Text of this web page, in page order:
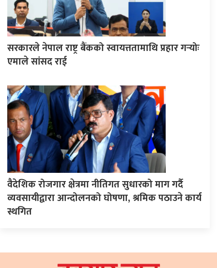
सरकारले नेपाल राष्ट्र बैंकको स्वायत्ततामाथि प्रहार गर्‍योः
एमाले सांसद राई
वैदेशिक रोजगार क्षेत्रमा नीतिगत सुधारको माग गर्दै
व्यवसायीद्वारा आन्दोलनको घोषणा, श्रमिक पठाउने कार्य
स्थगित